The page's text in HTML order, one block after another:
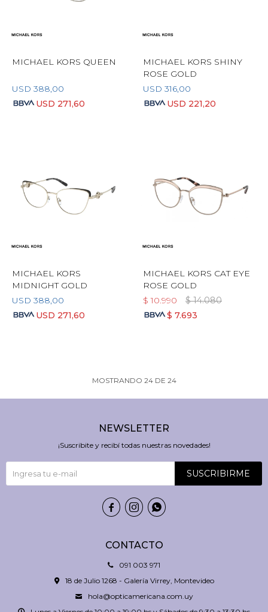
MICHAEL KORS QUEEN
USD 388,00
USD 271,60
MICHAEL KORS SHINY
ROSE GOLD
USD 316,00
USD 221,20
MICHAEL KORS
MIDNIGHT GOLD
USD 388,00
USD 271,60
MICHAEL KORS CAT EYE
ROSE GOLD
$ 10.990 $ 14.080
$ 7.693
MOSTRANDO 24DE 24
CONTACTO
091 003 971
18 de Julio 1268 - Galería Virrey, Montevideo
hola@opticamericana.com.uy
NEWSLETTER
¡Suscribite y recibí todas nuestras novedades!
SUSCRIBIRME
  